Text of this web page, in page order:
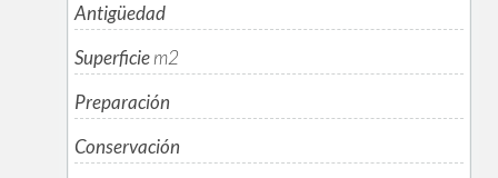
Antigüedad
Superficiem2
Preparación
Conservación